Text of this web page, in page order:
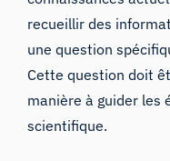
recueillir des
une question
Cette question doit
manière à guider les
scientifique.